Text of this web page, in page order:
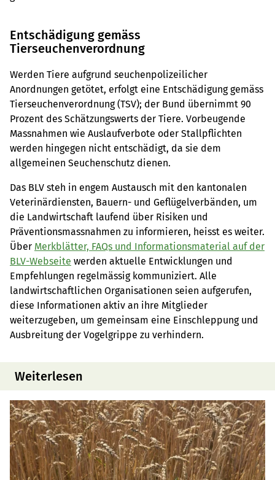
Entschädigung gemäss
Tierseuchenverordnung
Werden Tiere aufgrund seuchenpolizeilicher
Anordnungen getötet, erfolgt eine Entschädigung gemäss
Tierseuchenverordnung (TSV); der Bund übernimmt 90
Prozent des Schätzungswerts der Tiere. Vorbeugende
Massnahmen wie Auslaufverbote oder Stallpflichten
werden hingegen nicht entschädigt, da sie dem
allgemeinen Seuchenschutz dienen.
Das BLV steh in engem Austausch mit den kantonalen
Veterinärdiensten, Bauern- und Geflügelverbänden, um
die Landwirtschaft laufend über Risiken und
Präventionsmassnahmen zu informieren, heisst es weiter.
Über Merkblätter, FAQs und Informationsmaterial auf der
BLV-Webseite werden aktuelle Entwicklungen und
Empfehlungen regelmässig kommuniziert. Alle
landwirtschaftlichen Organisationen seien aufgerufen,
diese Informationen aktiv an ihre Mitglieder
weiterzugeben, um gemeinsam eine Einschleppung und
Ausbreitung der Vogelgrippe zu verhindern.
Weiterlesen